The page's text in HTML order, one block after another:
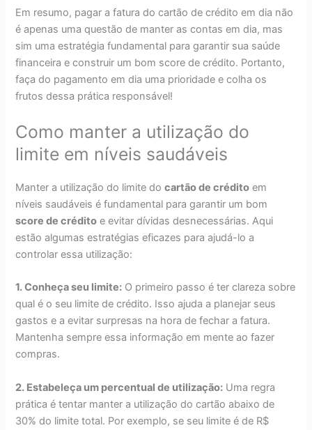
Em resumo, pagar a fatura do cartão de crédito em dia não
é apenas uma questão de manter as contas em dia, mas
sim uma estratégia fundamental para garantir sua saúde
financeira e construir um bom score de crédito. Portanto,
faça do pagamento em dia uma prioridade e colha os
frutos dessa prática responsável!
Como manter a utilização do
limite em níveis saudáveis
Manter a utilização do limite docartão de crédito em
níveis saudáveis é fundamental para garantir um bom
score de crédito e evitar dívidas desnecessárias. Aqui
estão algumas estratégias eficazes para ajudá-lo a
controlar essa utilização:
1. Conheça seu limite: O primeiro passo é ter clareza sobre
qual é o seu limite de crédito. Isso ajuda a planejar seus
gastos e a evitar surpresas na hora de fechar a fatura.
Mantenha sempre essa informação em mente ao fazer
compras.
2. Estabeleça um percentual de utilização: Uma regra
prática é tentar manter a utilização do cartão abaixo de
30% do limite total. Por exemplo, se seu limite é de R$